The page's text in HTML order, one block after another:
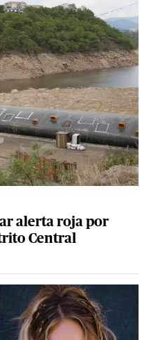
alerta roja por
Central